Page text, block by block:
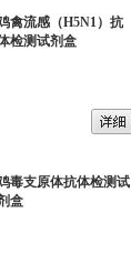
禽流感（H5N1）抗
检测试剂盒
毒支原体抗体检测试
盒